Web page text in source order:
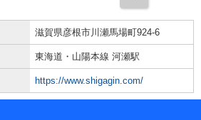
滋賀県彦根市川瀬馬場町924-6
東海道・山陽本線 河瀬駅
https://www.shigagin.com/